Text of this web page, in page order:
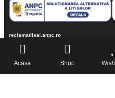
reclamatiisal.anpc.ro
PremiumCell.Ro © 2024 • Toate Drepturile
Acasa Shop